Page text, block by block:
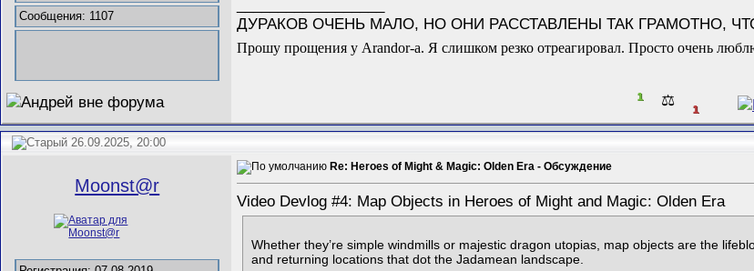
Сообщения: 1107
ДУРАКОВ ОЧЕНЬ МАЛО, НО ОНИ РАССТАВЛЕНЫ ТАК ГРАМОТНО,
Прошу прощения у Arandor-а. Я слишком резко отреагировал. Просто очень
1 ⚖️ 1
26.09.2025, 20:00
Mооnst@r
Re: Heroes of Might & Magic: Olden Era - Обсуждение
Video Devlog #4: Map Objects in Heroes of Might and Magic: Olden Era
Whether they’re simple windmills or majestic dragon utopias, map objects are the
and returning locations that dot the Jadamean landscape.